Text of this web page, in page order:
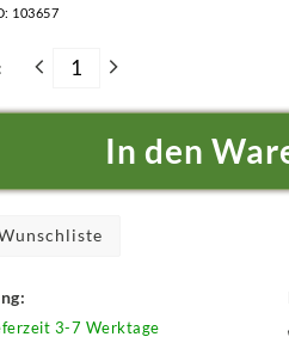
103657
In den
3-7 Werktage